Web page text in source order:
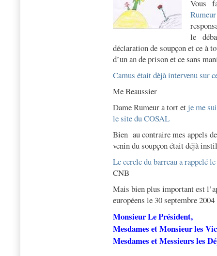
Vous
Rumeur
le
déclaration de soupçon et ce à
d’un an de prison et ce sans
Camus était dèjà intervenu sur
Me Beaussier
Dame Rumeur a tort et je me
le site du COSAL
Bien au contraire mes appels
venin du soupçon était déjà
Le cercle du barreau a rappelé
CNB
Mais bien plus important est
européens le 30 septembre 2004
Monsieur Le Président,
Mesdames et Monsieur les
Mesdames et Messieurs les